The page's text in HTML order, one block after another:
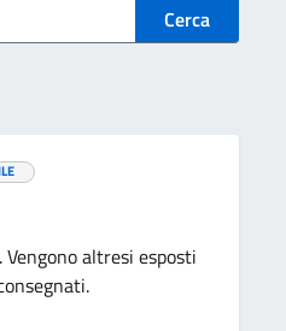
Cerca
altresi esposti